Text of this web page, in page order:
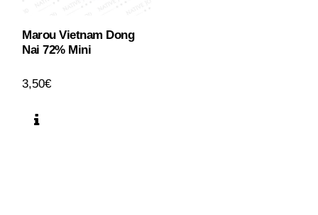
Marou Vietnam Dong
Nai 72% Mini
3,50€